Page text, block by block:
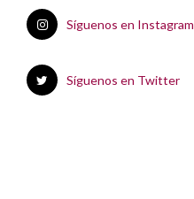
Síguenos en Instagram
Síguenos en Twitter